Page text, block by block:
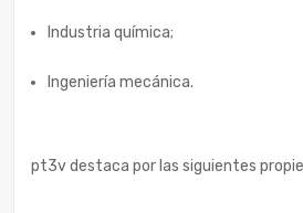
Industria química;
Ingeniería mecánica.
pt3v destaca por las siguientes